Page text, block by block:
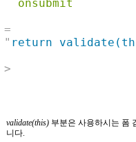
onsubmit
=
" return
>
validate(this) 부분은 사용하시는 폼
니다.